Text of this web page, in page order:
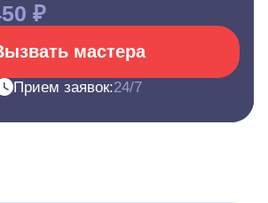
₽
мастера
Прием заявок:24/7